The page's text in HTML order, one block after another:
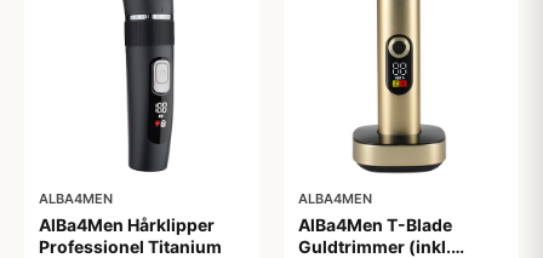
ALBA4MEN
AlBa4Men Hårklipper
Professionel Titanium
ALBA4MEN
AlBa4Men T-Blade
Guldtrimmer (inkl.